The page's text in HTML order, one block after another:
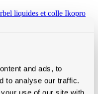
and ads, to
to analyse our traffic.
liquides et colle Ikopro
varia
RWA
PE tuyaux et